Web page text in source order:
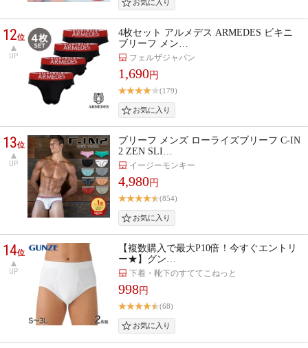
12位
UP
4枚セット アルメデス ARMEDES ビキニ
ブリーフ メン…
フェルザジャパン
1,690円
(179)
13位
UP
ブリーフ メンズ ローライズブリーフ C-IN
2 ZEN SLI…
イージーモンキー
4,980円
(854)
14位
UP
【複数購入で最大P10倍！今すぐエントリ
ー★】グン…
下着・靴下のすててこねっと
998円
(68)